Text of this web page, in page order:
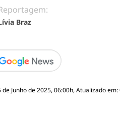
Braz
Junho de 2025, 06:00h, Atualizado